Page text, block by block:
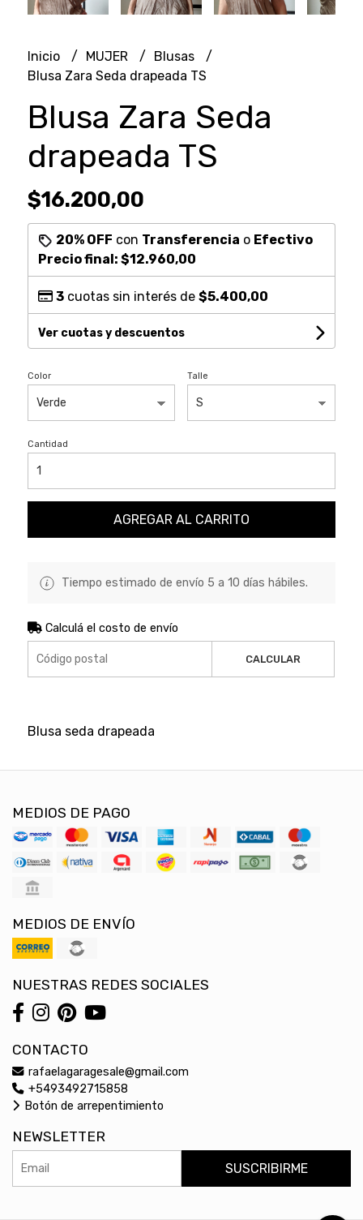
Inicio MUJER
Blusas
Blusa Zara Seda drapeada TS
Blusa Zara Seda
drapeada TS
$16.200,00
20% OFF con Transferencia o Efectivo
Precio final: $12.960,00
3cuotas sin interés de $5.400,00
Ver cuotas y descuentos
Color Talle
Cantidad
AGREGAR AL CARRITO
Tiempo estimado de envío 5 a 10 días hábiles.
Calculá el costo de envío
CALCULAR
Blusa seda drapeada
MEDIOS DE PAGO
MEDIOS DE ENVÍO
NUESTRAS REDES SOCIALES
CONTACTO
rafaelagaragesale@gmail.com
+5493492715858
Botón de arrepentimiento
NEWSLETTER
SUSCRIBIRME